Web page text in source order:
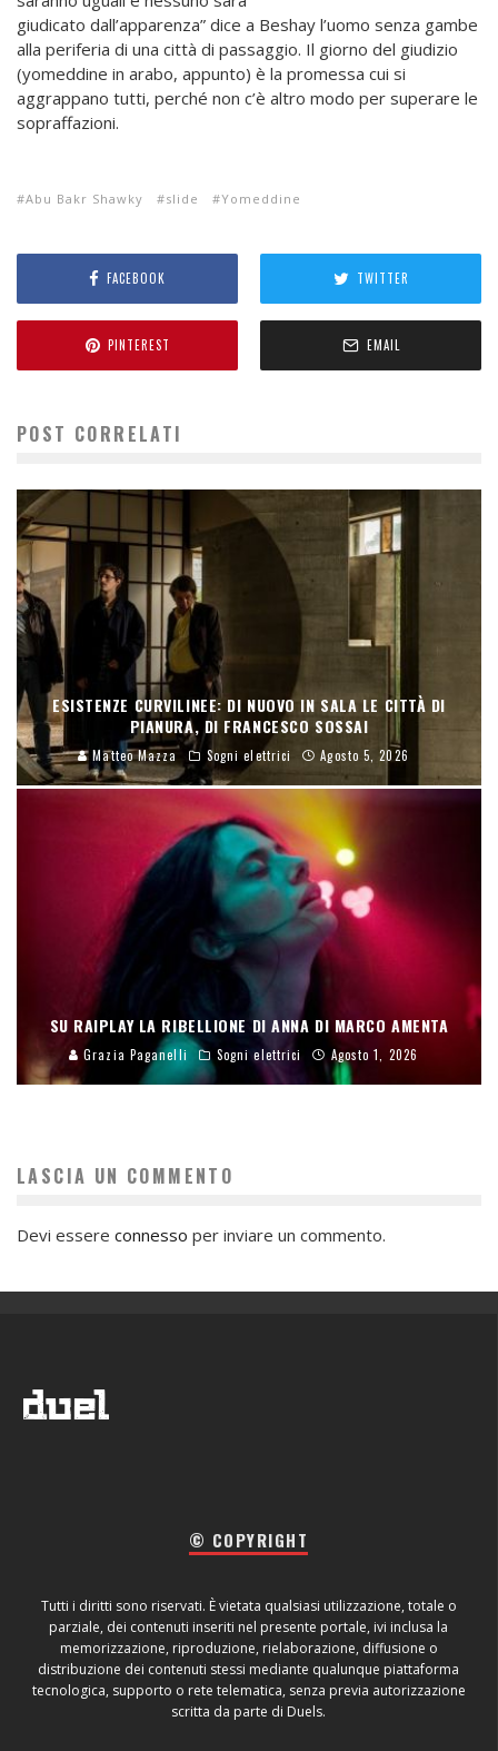
giudicato dall’apparenza” dice a Beshay l’uomo senza gambe
alla periferia di una città di passaggio. Il giorno del giudizio
(yomeddine in arabo, appunto) è la promessa cui si
aggrappano tutti, perché non c’è altro modo per superare le
sopraffazioni.
Abu Bakr Shawky slide Yomeddine
FACEBOOK TWITTER
PINTEREST EMAIL
POST CORRELATI
ESISTENZE CURVILINEE: DI NUOVO IN SALA LE CITTÀ DI
PIANURA, DI FRANCESCO SOSSAI
Matteo Mazza Sogni elettrici Agosto 5, 2026
SU RAIPLAY LA RIBELLIONE DI ANNA DI MARCO AMENTA
Grazia Paganelli Sogni elettrici Agosto 1, 2026
LASCIA UN COMMENTO
Devi essere connesso per inviare un commento.
© COPYRIGHT
Tutti i diritti sono riservati. È vietata qualsiasi utilizzazione, totale o
parziale, dei contenuti inseriti nel presente portale, ivi inclusa la
memorizzazione, riproduzione, rielaborazione, diffusione o
distribuzione dei contenuti stessi mediante qualunque piattaforma
tecnologica, supporto o rete telematica, senza previa autorizzazione
scritta da parte di Duels.